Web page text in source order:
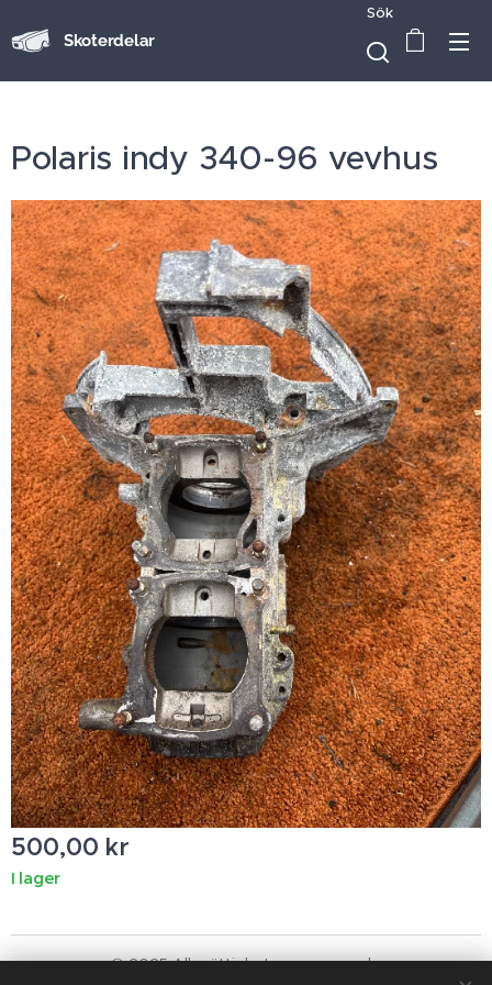
Skoterdelar
Sök
Polaris indy 340-96 vevhus
500,00 kr
I lager
© 2025 Alla rättigheter reserverade